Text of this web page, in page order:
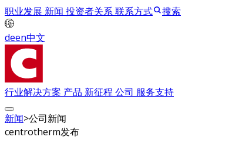
职业发展 新闻 投资者关系联系方式 搜索
deen中文
行业解决方案 产品 新征程 公司 服务支持
新闻>公司新闻
centrotherm发布